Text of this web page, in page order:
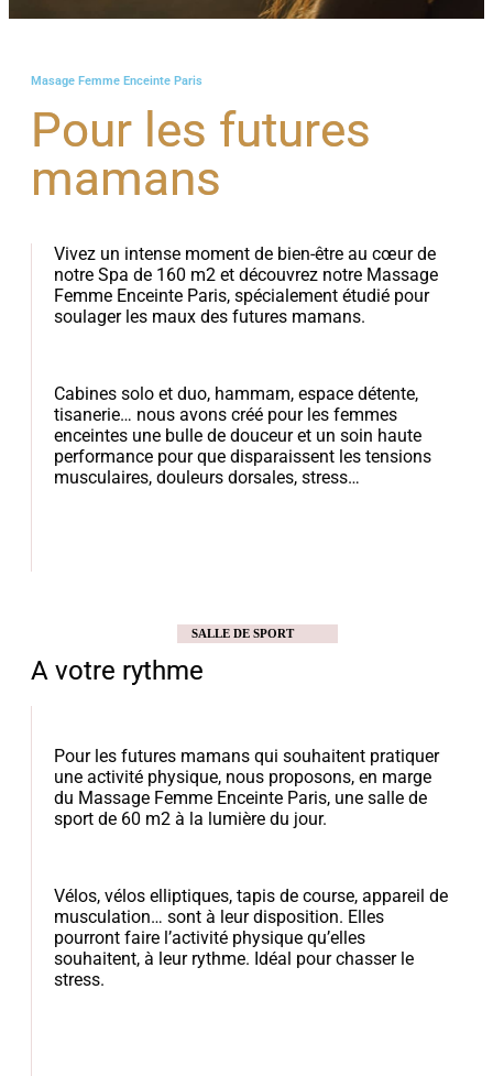
Masage Femme Enceinte Paris
Pour les futures
mamans
Vivez un intense moment de bien-être au cœur de
notre Spa de 160 m2 et découvrez notre Massage
Femme Enceinte Paris, spécialement étudié pour
soulager les maux des futures mamans.
Cabines solo et duo, hammam, espace détente,
tisanerie… nous avons créé pour les femmes
enceintes une bulle de douceur et un soin haute
performance pour que disparaissent les tensions
musculaires, douleurs dorsales, stress…
SALLE DE SPORT
A votre rythme
Pour les futures mamans qui souhaitent pratiquer
une activité physique, nous proposons, en marge
du Massage Femme Enceinte Paris, une salle de
sport de 60 m2 à la lumière du jour.
Vélos, vélos elliptiques, tapis de course, appareil de
musculation… sont à leur disposition. Elles
pourront faire l’activité physique qu’elles
souhaitent, à leur rythme. Idéal pour chasser le
stress.